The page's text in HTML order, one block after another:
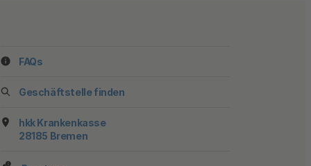
auf TikTok
uns auf LinkedIn
FAQs
Geschäftstelle finden
hkk Krankenkasse
28185 Bremen